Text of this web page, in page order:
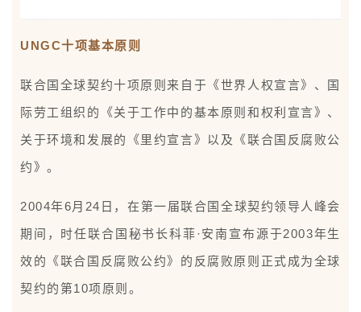
UNGC十项基本原则
联合国全球契约十项原则来自于《世界人权宣言》、国
际劳工组织的《关于工作中的基本原则和权利宣言》、
关于环境和发展的《里约宣言》以及《联合国反腐败公
约》。
2004年6月24日，在第一届联合国全球契约领导人峰会
期间，时任联合国秘书长科菲·安南宣布源于2003年生
效的《联合国反腐败公约》的反腐败原则正式成为全球
契约的第10项原则。